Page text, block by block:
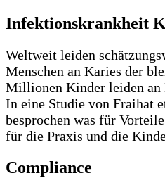
Infektionskrankheit
Weltweit leiden
Menschen an Karies der
Millionen Kinder leiden an
In eine Studie von Fraihat
besprochen was für
für die Praxis und die
Compliance